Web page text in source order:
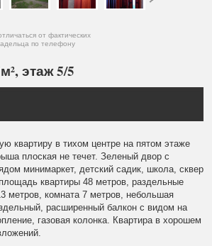
от фактических
по телефону
этаж 5/5
квартиру в тихом центре на пятом этаже
плоская не течет. Зеленый двор с
минимаркет, детский садик, школа, сквер
квартиры 48 метров, раздельные
метров, комната 7 метров, небольшая
расширенный балкон с видом на
газовая колонка. Квартира в хорошем